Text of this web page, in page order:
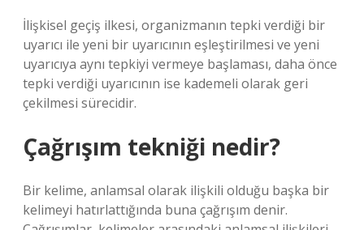
İlişkisel geçiş ilkesi, organizmanın tepki verdiği bir
uyarıcı ile yeni bir uyarıcının eşleştirilmesi ve yeni
uyarıcıya aynı tepkiyi vermeye başlaması, daha önce
tepki verdiği uyarıcının ise kademeli olarak geri
çekilmesi sürecidir.
Çağrışım tekniği nedir?
Bir kelime, anlamsal olarak ilişkili olduğu başka bir
kelimeyi hatırlattığında buna çağrışım denir.